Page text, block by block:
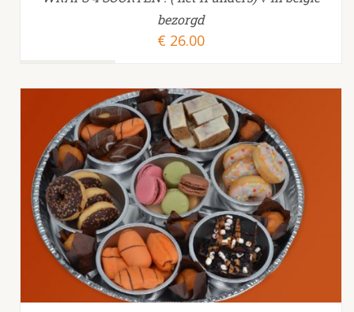
bezorgd
€ 26.00
TOEVOEGEN AAN WINKELWAGEN /